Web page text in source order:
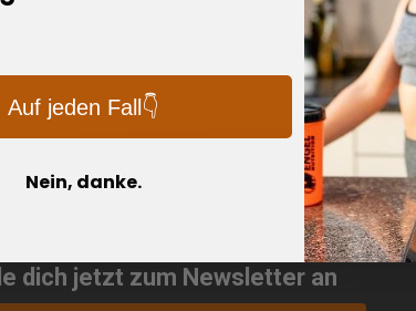
dich jetzt zum Newsletter an
Auf jeden Fall👇
Nein, danke.